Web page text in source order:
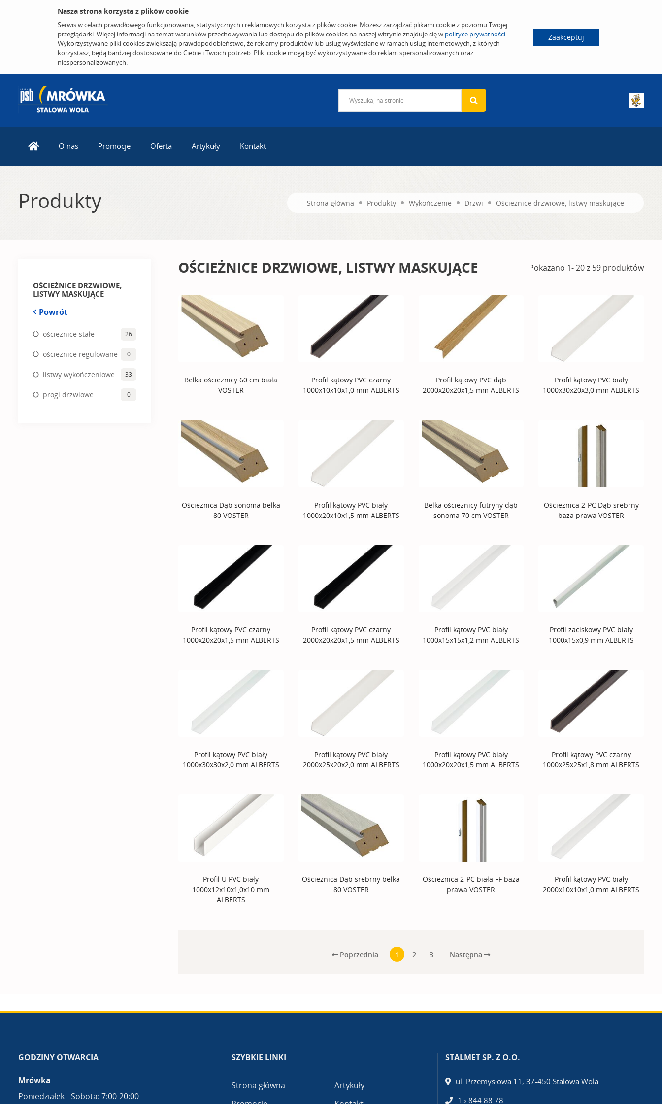
Nasza strona korzysta z plików cookie
Serwis w celach prawidłowego funkcjonowania, statystycznych i reklamowych korzysta z plików cookie. Możesz zarządzać plikami cookie z poziomu Twojej
przeglądarki. Więcej informacji na temat warunków przechowywania lub dostępu do plików cookies na naszej witrynie znajduje się w polityce prywatności.
Wykorzystywane pliki cookies zwiększają prawdopodobieństwo, że reklamy produktów lub usług wyświetlane w ramach usług internetowych, z których
korzystasz, będą bardziej dostosowane do Ciebie i Twoich potrzeb. Pliki cookie mogą być wykorzystywane do reklam spersonalizowanych oraz
niespersonalizowanych.
Zaakceptuj
O nas Promocje Oferta Artykuły Kontakt
Produkty Strona główna Produkty Wykończenie Drzwi Ościeżnice drzwiowe, listwy maskujące
OŚCIEŻNICE DRZWIOWE,
LISTWY MASKUJĄCE
Powrót
ościeżnice stałe 26
ościeżnice regulowane 0
listwy wykończeniowe 33
progi drzwiowe 0
OŚCIEŻNICE DRZWIOWE, LISTWY MASKUJĄCE Pokazano 1- 20 z 59 produktów
Belka ościeżnicy 60 cm biała
VOSTER
Profil kątowy PVC czarny
1000x10x10x1,0 mm ALBERTS
Profil kątowy PVC dąb
2000x20x20x1,5 mm ALBERTS
Profil kątowy PVC biały
1000x30x20x3,0 mm ALBERTS
Ościeżnica Dąb sonoma belka
80 VOSTER
Profil kątowy PVC biały
1000x20x10x1,5 mm ALBERTS
Belka ościeżnicy futryny dąb
sonoma 70 cm VOSTER
Ościeżnica 2-PC Dąb srebrny
baza prawa VOSTER
Profil kątowy PVC czarny
1000x20x20x1,5 mm ALBERTS
Profil kątowy PVC czarny
2000x20x20x1,5 mm ALBERTS
Profil kątowy PVC biały
1000x15x15x1,2 mm ALBERTS
Profil zaciskowy PVC biały
1000x15x0,9 mm ALBERTS
Profil kątowy PVC biały
1000x30x30x2,0 mm ALBERTS
Profil kątowy PVC biały
2000x25x20x2,0 mm ALBERTS
Profil kątowy PVC biały
1000x20x20x1,5 mm ALBERTS
Profil kątowy PVC czarny
1000x25x25x1,8 mm ALBERTS
Profil U PVC biały
1000x12x10x1,0x10 mm
ALBERTS
Ościeżnica Dąb srebrny belka
80 VOSTER
Ościeżnica 2-PC biała FF baza
prawa VOSTER
Profil kątowy PVC biały
2000x10x10x1,0 mm ALBERTS
Poprzednia 1 2 3 Następna
GODZINY OTWARCIA
Mrówka
Poniedziałek - Sobota: 7:00-20:00
SZYBKIE LINKI
Strona główna
Artykuły
STALMET SP. Z O.O.
ul. Przemysłowa 11, 37-450 Stalowa Wola
15 844 88 78